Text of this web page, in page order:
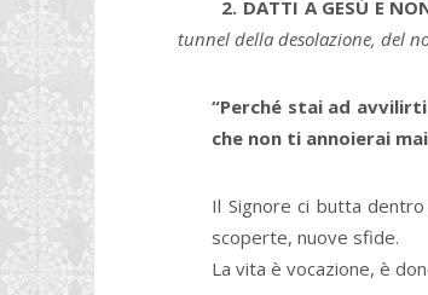
2. DATTI A GESÙ E
tunnel della desolazione, del
“Perché stai ad
che non ti annoierai
Il Signore ci butta
scoperte, nuove sfide.
La vita è vocazione, è